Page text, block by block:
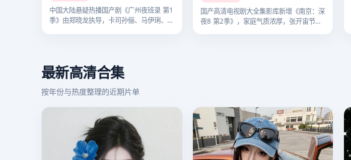
中国大陆悬疑热播国产剧《广州夜班录 第1
季》由郑晓龙执导，卡司孙俪、马伊琍、李
国产高清电视剧大全集影库新增《南京：深
夜8 第2季》，家庭气质浓厚，张开宙节奏
最新高清合集
按年份与热度整理的近期片单